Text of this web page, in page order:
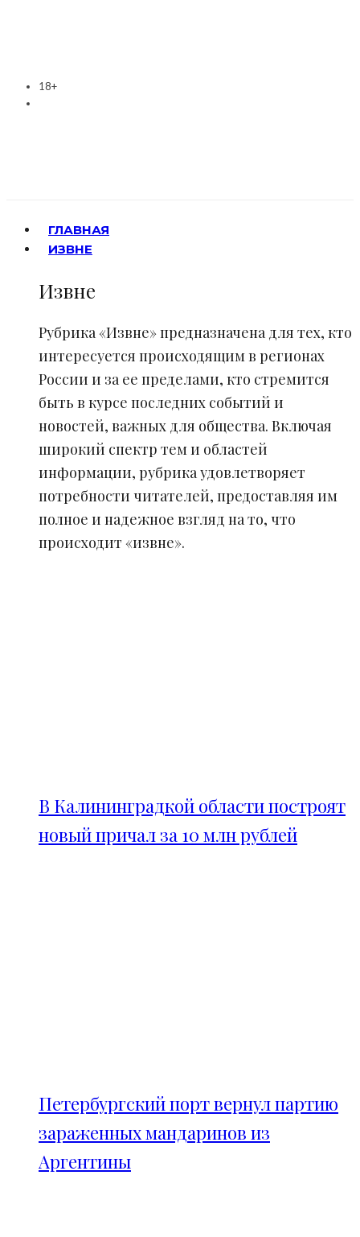
18+
ГЛАВНАЯ
ИЗВНЕ
Извне
Рубрика «Извне» предназначена для тех, кто
интересуется происходящим в регионах
России и за ее пределами, кто стремится
быть в курсе последних событий и
новостей, важных для общества. Включая
широкий спектр тем и областей
информации, рубрика удовлетворяет
потребности читателей, предоставляя им
полное и надежное взгляд на то, что
происходит «извне».
В Калининградкой области построят
новый причал за 10 млн рублей
Петербургский порт вернул партию
зараженных мандаринов из
Аргентины